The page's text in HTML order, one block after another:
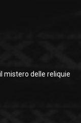
mistero delle reliquie